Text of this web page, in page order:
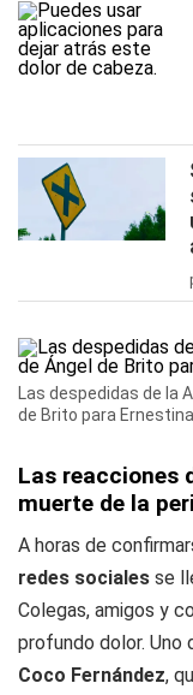
Las despedidas de la
de Brito para Ernestina
Las reacciones
muerte de la
A horas de
redes sociales se
Colegas, amigos y
profundo dolor. Uno
Coco Fernández,